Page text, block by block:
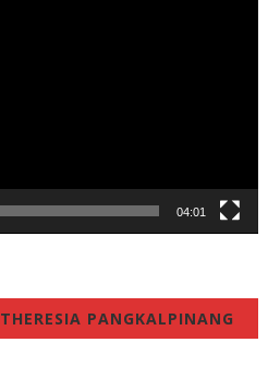
04:01
PANGKALPINANG